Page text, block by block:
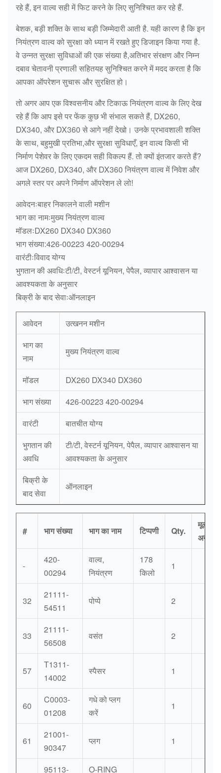
रहे हैं, इन वाल्व सही में फिट करने के लिए सुनिश्चित कर रहे हैं.
बेशक, बड़ी शक्ति के साथ बड़ी जिम्मेदारी आती है. यही कारण है कि इन
नियंत्रण वाल्व को सुरक्षा को ध्यान में रखते हुए डिजाइन किया गया है.
वे उन्नत सुरक्षा सुविधाओं की एक संख्या है,अतिभार संरक्षण और निम्न
दबाव चेतावनी प्रणाली सहितयह सुनिश्चित करने में मदद करता है कि
आपका ऑपरेशन सुचारू और सुरक्षित हो।
तो अगर आप एक विश्वसनीय और टिकाऊ नियंत्रण वाल्व के लिए देख
रहे हैं कि आप इसे पर फेंक कुछ भी संभाल सकते हैं, DX260,
DX340, और DX360 से आगे नहीं देखो। उनके प्रभावशाली शक्ति
के साथ, बहुमुखी प्रतिभा,और सुरक्षा सुविधाएँ, इन वाल्व किसी भी
निर्माण पेशेवर के लिए एकदम सही विकल्प हैं. तो क्यों इंतजार करते हैं?
आज DX260, DX340, और DX360 नियंत्रण वाल्व में निवेश और
अगले स्तर पर अपने निर्माण ऑपरेशन ले लो!
आवेदनःबाहर निकालने वाली मशीन
भाग का नामःमुख्य नियंत्रण वाल्व
मॉडलःDX260 DX340 DX360
भाग संख्या:426-00223 420-00294
वारंटीःविवाद योग्य
भुगतान की अवधिःटी/टी, वेस्टर्न यूनियन, पेपैल, व्यापार आश्वासन या
आवश्यकता के अनुसार
बिक्री के बाद सेवाःऑनलाइन
आवेदन
उत्खनन मशीन
भाग का
नाम
मुख्य नियंत्रण वाल्व
मॉडल
DX260 DX340 DX360
भाग संख्या
426-00223 420-00294
वारंटी
बातचीत योग्य
भुगतान की
अवधि
टी/टी, वेस्टर्न यूनियन, पेपैल, व्यापार आश्वासन या
आवश्यकता के अनुसार
बिक्री के
बाद सेवा
ऑनलाइन
# भाग संख्या भाग का नाम टिप्पणी Qty.
मूल्य
अनुरोध
-
420-
00294
वाल्व,
नियंत्रण
178
किलो
1
32
21111-
54511
पोप्पे 2
33
21111-
56508
वसंत 2
57
T1311-
14002
स्पैसर 1
60
C0003-
01208
गधे को प्लग
करें
1
61
21001-
90347
प्लग 1
95113- O-RING